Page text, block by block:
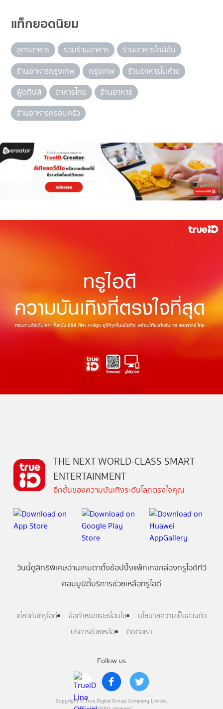
แท็กยอดนิยม
สูตรอาหาร รวมร้านอาหาร
ร้านอาหารใกล้ฉัน
ร้านอาหารกรุงเทพ
กรุงเทพ
ร้านอาหารในห้าง
ฟู้ดทิปส์
อาหารไทย
ร้านอาหาร
ร้านอาหารครอบครัว
Follow us
Copyright © True Digital Group Company Limited.
THE NEXT WORLD-CLASS SMART
ENTERTAINMENT
อีกขั้นของความบันเทิงระดับโลกตรงใจคุณ
วันนี้ดูสิทธิพิเศษอ่านเกมตาตั้งช้อปปิ้งแพ็กเกจกล่องทรูไอดีทีวี
คอมมูนิตี้บริการช่วยเหลือทรูไอดี
เกี่ยวกับทรูไอดี ข้อกำหนดและเงื่อนไข
นโยบายความเป็นส่วนตัว
บริการช่วยเหลือ
ติดต่อเรา